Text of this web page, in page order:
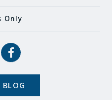
Only